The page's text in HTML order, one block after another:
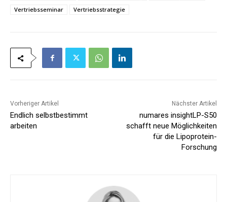
Vertriebsseminar
Vertriebsstrategie
Vorheriger Artikel
Endlich selbstbestimmt
arbeiten
Nächster Artikel
numares insightLP-S50
schafft neue Möglichkeiten
für die Lipoprotein-
Forschung